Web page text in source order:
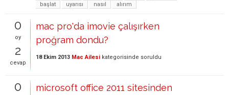
başlat
uyarısı nasıl alırım
0
oy
2
cevap
mac pro'da imovie çalışırken
proğram dondu?
18 Ekim 2013 Mac Ailesi kategorisinde soruldu
0
microsoft office 2011 sitesinden